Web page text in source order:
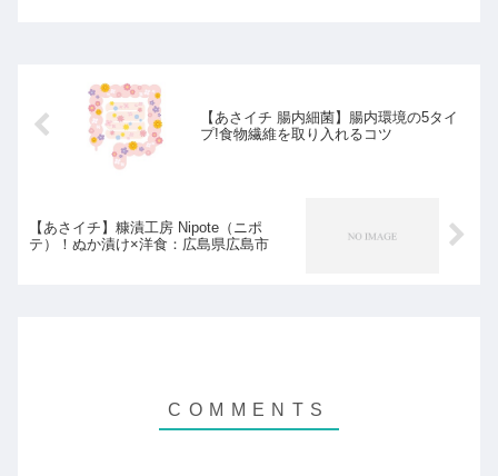
【あさイチ 腸内細菌】腸内環境の5タイ
プ!食物繊維を取り入れるコツ
【あさイチ】糠漬工房 Nipote（ニポ
テ）！ぬか漬け×洋食：広島県広島市